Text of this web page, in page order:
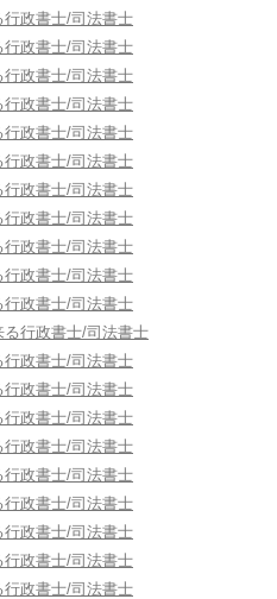
政書士/司法書士
政書士/司法書士
政書士/司法書士
政書士/司法書士
政書士/司法書士
政書士/司法書士
政書士/司法書士
政書士/司法書士
政書士/司法書士
政書士/司法書士
政書士/司法書士
行政書士/司法書士
政書士/司法書士
政書士/司法書士
政書士/司法書士
政書士/司法書士
政書士/司法書士
政書士/司法書士
政書士/司法書士
政書士/司法書士
政書士/司法書士